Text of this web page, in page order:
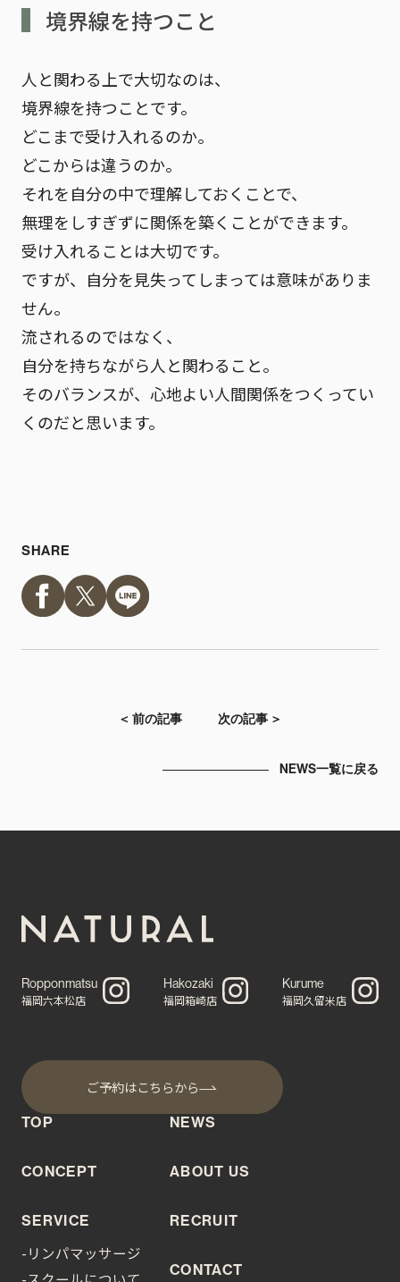
境界線を持つこと
人と関わる上で大切なのは、
境界線を持つことです。
どこまで受け入れるのか。
どこからは違うのか。
それを自分の中で理解しておくことで、
無理をしすぎずに関係を築くことができます。
受け入れることは大切です。
ですが、自分を見失ってしまっては意味がありま
せん。
流されるのではなく、
自分を持ちながら人と関わること。
そのバランスが、心地よい人間関係をつくってい
くのだと思います。
SHARE
＜ 前の記事 次の記事 ＞
NEWS一覧に戻る
Ropponmatsu
福岡六本松店
Hakozaki
福岡箱崎店
Kurume
福岡久留米店
ご予約はこちらから
TOP
CONCEPT
SERVICE
-リンパマッサージ
-スクールについて
NEWS
ABOUT US
RECRUIT
CONTACT